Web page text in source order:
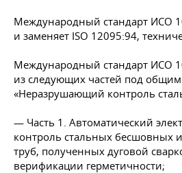
Международный стандарт ИСО
и заменяет ISO 12095:94,
Международный стандарт ИСО
из следующих частей под
«Неразрушающий контроль
— Часть 1. Автоматический
контроль стальных бесшовных
труб, полученных дуговой
верификации герметичности;